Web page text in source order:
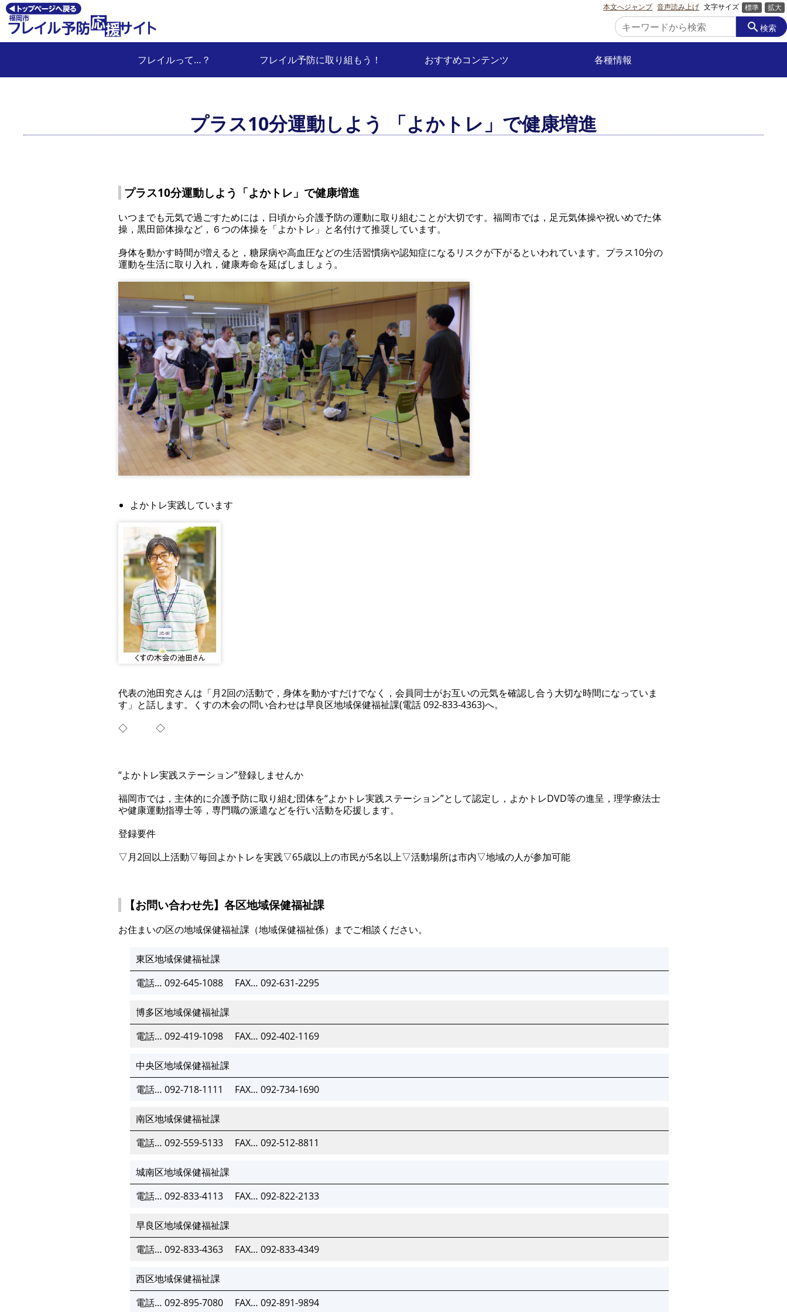
本文へジャンプ 音声読み上げ 文字サイズ 標準 拡大
search検索
フレイルって…？ フレイル予防に取り組もう！ おすすめコンテンツ 各種情報
プラス10分運動しよう 「よかトレ」で健康増進
プラス10分運動しよう「よかトレ」で健康増進
いつまでも元気で過ごすためには，日頃から介護予防の運動に取り組むことが大切です。福岡市では，足元気体操や祝いめでた体
操，黒田節体操など，６つの体操を「よかトレ」と名付けて推奨しています。
身体を動かす時間が増えると，糖尿病や高血圧などの生活習慣病や認知症になるリスクが下がるといわれています。プラス10分の
運動を生活に取り入れ，健康寿命を延ばしましょう。
よかトレ実践しています
代表の池田究さんは「月2回の活動で，身体を動かすだけでなく，会員同士がお互いの元気を確認し合う大切な時間になっていま
す」と話します。くすの木会の問い合わせは早良区地域保健福祉課(電話 092-833-4363)へ。
◇ ◇
“よかトレ実践ステーション”登録しませんか
福岡市では，主体的に介護予防に取り組む団体を“よかトレ実践ステーション”として認定し，よかトレDVD等の進呈，理学療法士
や健康運動指導士等，専門職の派遣などを行い活動を応援します。
登録要件
▽月2回以上活動▽毎回よかトレを実践▽65歳以上の市民が5名以上▽活動場所は市内▽地域の人が参加可能
【お問い合わせ先】各区地域保健福祉課
お住まいの区の地域保健福祉課（地域保健福祉係）までご相談ください。
東区地域保健福祉課
電話… 092-645-1088
FAX… 092-631-2295
博多区地域保健福祉課
電話… 092-419-1098
FAX… 092-402-1169
中央区地域保健福祉課
電話… 092-718-1111
FAX… 092-734-1690
南区地域保健福祉課
電話… 092-559-5133
FAX… 092-512-8811
城南区地域保健福祉課
電話… 092-833-4113
FAX… 092-822-2133
早良区地域保健福祉課
電話… 092-833-4363
FAX… 092-833-4349
西区地域保健福祉課
電話… 092-895-7080
FAX… 092-891-9894